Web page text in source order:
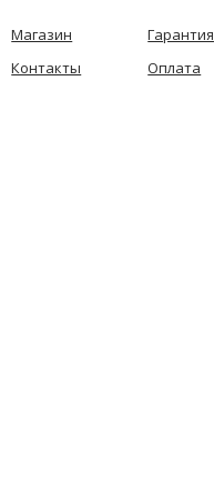
Магазин Гарантия
Контакты
Оплата